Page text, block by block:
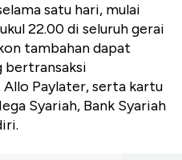
satu hari, mulai
22.00 di seluruh gerai
tambahan dapat
bertransaksi
Paylater, serta kartu
Syariah, Bank Syariah